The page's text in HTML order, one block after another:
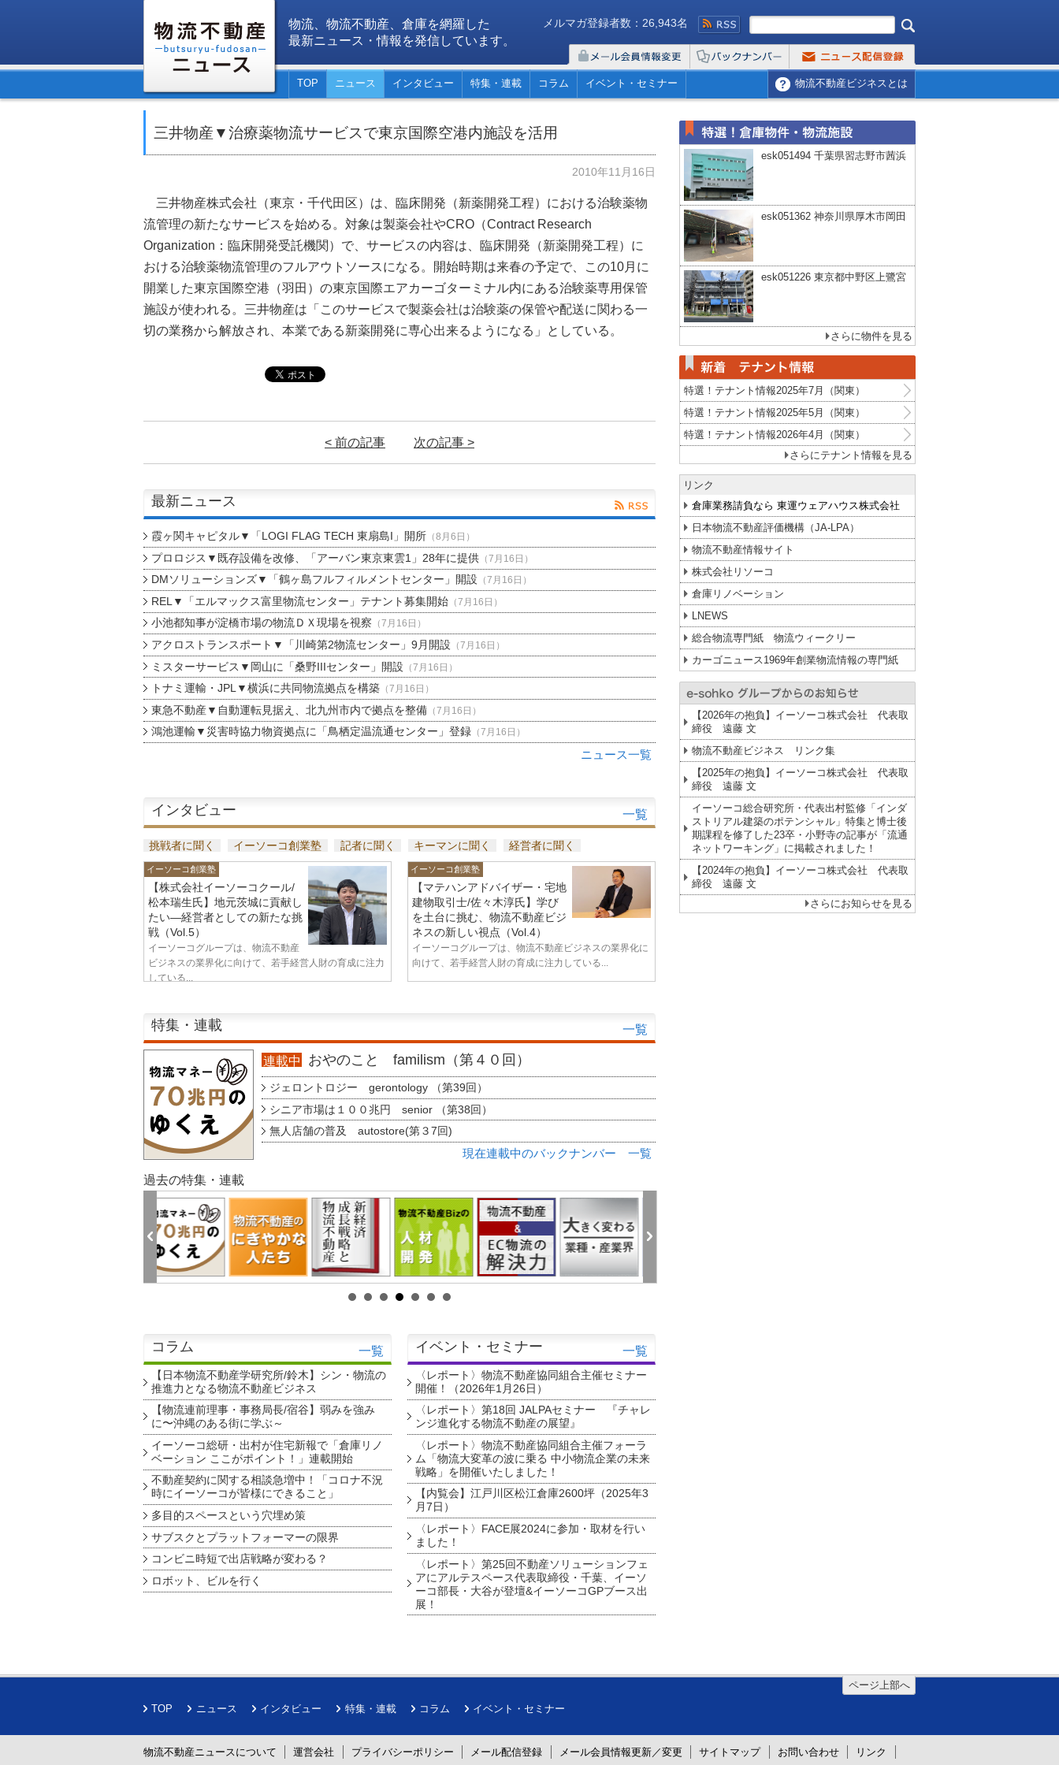
物流、物流不動産、倉庫を網羅した
最新ニュース・情報を発信しています。
メルマガ登録者数：26,943名
TOP ニュース インタビュー 特集・連載 コラム イベント・セミナー 物流不動産ビジネスとは
三井物産▼治療薬物流サービスで東京国際空港内施設を活用
2010年11月16日
三井物産株式会社（東京・千代田区）は、臨床開発（新薬開発工程）における治験薬物
流管理の新たなサービスを始める。対象は製薬会社やCRO（Contract Research
Organization：臨床開発受託機関）で、サービスの内容は、臨床開発（新薬開発工程）に
おける治験薬物流管理のフルアウトソースになる。開始時期は来春の予定で、この10月に
開業した東京国際空港（羽田）の東京国際エアカーゴターミナル内にある治験薬専用保管
施設が使われる。三井物産は「このサービスで製薬会社は治験薬の保管や配送に関わる一
切の業務から解放され、本業である新薬開発に専心出来るようになる」としている。
< 前の記事 次の記事 >
最新ニュース
霞ヶ関キャピタル▼「LOGI FLAG TECH 東扇島I」開所（8月6日）
プロロジス▼既存設備を改修、「アーバン東京東雲1」28年に提供（7月16日）
DMソリューションズ▼「鶴ヶ島フルフィルメントセンター」開設 （7月16日）
REL▼「エルマックス富里物流センター」テナント募集開始（7月16日）
小池都知事が淀橋市場の物流ＤＸ現場を視察 （7月16日）
アクロストランスポート▼「川崎第2物流センター」9月開設 （7月16日）
ミスターサービス▼岡山に「桑野IIIセンター」開設 （7月16日）
トナミ運輸・JPL▼横浜に共同物流拠点を構築（7月16日）
東急不動産▼自動運転見据え、北九州市内で拠点を整備（7月16日）
鴻池運輸▼災害時協力物資拠点に「鳥栖定温流通センター」登録（7月16日）
ニュース一覧
インタビュー 一覧
挑戦者に聞く イーソーコ創業塾 記者に聞く キーマンに聞く 経営者に聞く
イーソーコ創業塾
【株式会社イーソーコクール/
松本瑞生氏】地元茨城に貢献し
たい—経営者としての新たな挑
戦（Vol.5）
イーソーコグループは、物流不動産
ビジネスの業界化に向けて、若手経営人財の育成に注力
している...
イーソーコ創業塾
【マテハンアドバイザー・宅地
建物取引士/佐々木淳氏】学び
を土台に挑む、物流不動産ビジ
ネスの新しい視点（Vol.4）
イーソーコグループは、物流不動産ビジネスの業界化に
向けて、若手経営人財の育成に注力している...
特集・連載 一覧
連載中 おやのこと familism（第４０回）
ジェロントロジー gerontology （第39回）
シニア市場は１００兆円 senior （第38回）
無人店舗の普及 autostore(第３7回)
現在連載中のバックナンバー 一覧
過去の特集・連載
コラム 一覧
【日本物流不動産学研究所/鈴木】シン・物流の
推進力となる物流不動産ビジネス
【物流連前理事・事務局長/宿谷】弱みを強み
に〜沖縄のある街に学ぶ～
イーソーコ総研・出村が住宅新報で「倉庫リノ
ベーション ここがポイント！」連載開始
不動産契約に関する相談急増中！「コロナ不況
時にイーソーコが皆様にできること」
多目的スペースという穴埋め策
サブスクとプラットフォーマーの限界
コンビニ時短で出店戦略が変わる？
ロボット、ビルを行く
イベント・セミナー 一覧
〈レポート〉物流不動産協同組合主催セミナー
開催！（2026年1月26日）
〈レポート〉第18回 JALPAセミナー 『チャレ
ンジ進化する物流不動産の展望』
〈レポート〉物流不動産協同組合主催フォーラ
ム「物流大変革の波に乗る 中小物流企業の未来
戦略」を開催いたしました！
【内覧会】江戸川区松江倉庫2600坪（2025年3
月7日）
〈レポート〉FACE展2024に参加・取材を行い
ました！
〈レポート〉第25回不動産ソリューションフェ
アにアルテスペース代表取締役・千葉、イーソ
ーコ部長・大谷が登壇&イーソーコGPブース出
展！
esk051494 千葉県習志野市茜浜
esk051362 神奈川県厚木市岡田
esk051226 東京都中野区上鷺宮
さらに物件を見る
特選！テナント情報2025年7月（関東）
特選！テナント情報2025年5月（関東）
特選！テナント情報2026年4月（関東）
さらにテナント情報を見る
リンク
倉庫業務請負なら 東運ウェアハウス株式会社
日本物流不動産評価機構（JA-LPA）
物流不動産情報サイト
株式会社リソーコ
倉庫リノベーション
LNEWS
総合物流専門紙 物流ウィークリー
カーゴニュース1969年創業物流情報の専門紙
【2026年の抱負】イーソーコ株式会社 代表取
締役 遠藤 文
物流不動産ビジネス リンク集
【2025年の抱負】イーソーコ株式会社 代表取
締役 遠藤 文
イーソーコ総合研究所・代表出村監修「インダ
ストリアル建築のポテンシャル」特集と博士後
期課程を修了した23卒・小野寺の記事が「流通
ネットワーキング」に掲載されました！
【2024年の抱負】イーソーコ株式会社 代表取
締役 遠藤 文
さらにお知らせを見る
ページ上部へ
TOP
ニュース インタビュー 特集・連載 コラム イベント・セミナー
物流不動産ニュースについて 運営会社 プライバシーポリシー メール配信登録 メール会員情報更新／変更 サイトマップ お問い合わせ リンク